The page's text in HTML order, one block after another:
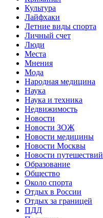
Культура
Лайфхаки
Летние виды спорта
Личный счет
Люди
Места
Мнения
Мода
Народная медицина
Наука
Наука и техника
Недвижимость
Новости
Новости ЗОЖ
Новости медицины
Новости Москвы
Новости путешествий
Образование
Общество
Около спорта
Отдых в России
Отдых за границей
ПДД